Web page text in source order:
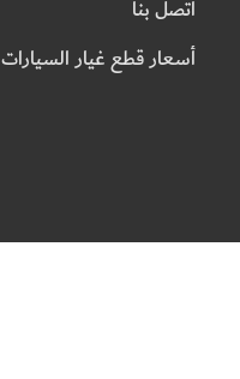
اتصل بنا
أسعار قطع غيار السيارات